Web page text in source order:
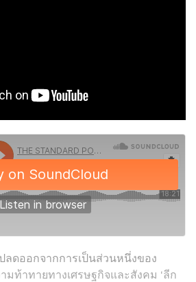
ลดออกจากการเป็นส่วนหนึ่งของ
มท้าทายทางเศรษฐกิจและสังคม ‘ลีก